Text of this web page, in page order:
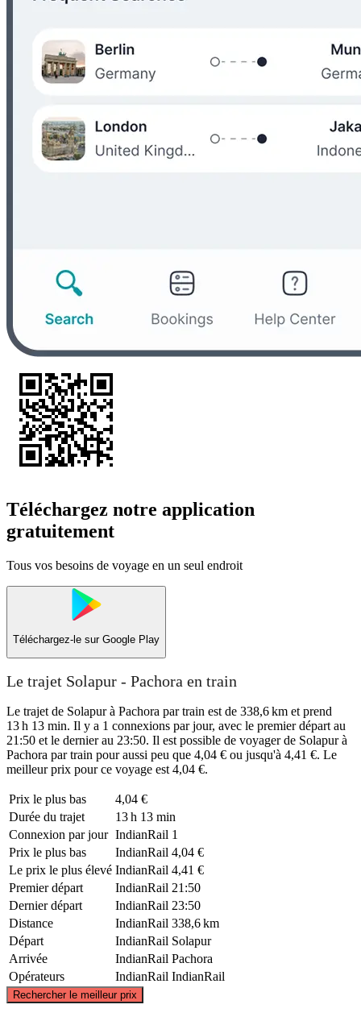
Téléchargez notre application
gratuitement
Tous vos besoins de voyage en un seul endroit
Téléchargez-le sur Google Play
Le trajet Solapur - Pachora en train
Le trajet de Solapur à Pachora par train est de 338,6 km et prend
13 h 13 min. Il y a 1 connexions par jour, avec le premier départ au
21:50 et le dernier au 23:50. Il est possible de voyager de Solapur à
Pachora par train pour aussi peu que 4,04 € ou jusqu'à 4,41 €. Le
meilleur prix pour ce voyage est 4,04 €.
Prix ​​le plus bas
4,04 €
Durée du trajet
13 h 13 min
Connexion par jour IndianRail 1
Prix ​​le plus bas
IndianRail 4,04 €
Le prix le plus élevé IndianRail 4,41 €
Premier départ
IndianRail 21:50
Dernier départ
IndianRail 23:50
Distance
IndianRail 338,6 km
Départ
IndianRail Solapur
Arrivée
IndianRail Pachora
Opérateurs
IndianRail IndianRail
Rechercher le meilleur prix
©CARTO, ©